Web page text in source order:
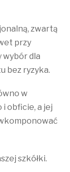
zwartą
przy
wybór dla
bez ryzyka.
w
i obficie, a jej
szkółki.